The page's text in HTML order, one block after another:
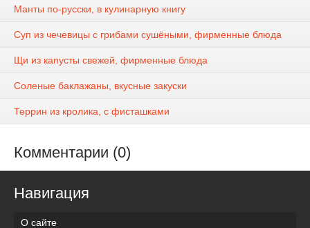
Манты по-русски, в кулинарную книгу
Суп из чечевицы с грибами сушёными, фирменные блюда
Щи из капусты свежей, фирменные блюда
Соленые баклажаны, вкусные закуски
Террин из кролика, с фисташками
Комментарии (0)
Навигация
О сайте